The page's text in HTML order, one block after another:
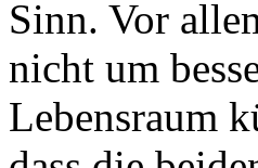
Sinn. Vor
nicht um
Lebensraum